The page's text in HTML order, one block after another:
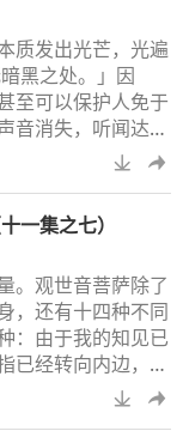
处祈求千处现。她
土、各个国家和各
众生说法，唤醒他
因
质发出光芒，光遍
黑之处。」因
至可以保护人免于
音消失，听闻达到
布四方的慈悲力量
危险道路，我能使
六尘，不受色相的
她观音并离开肉体
定了。她进入宇宙
不在的宇宙力量。
中
一集之七）
。观世音菩萨除了
，还有十四种不同
：由于我的知见已
已经转向内边，
所困，我能让火烧
人相信观世音菩